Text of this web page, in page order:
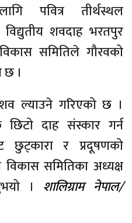
पवित्र तीर्थस्थल
शवदाह भरतपुर
समितिले गौरवको
।
ल्याउने गरिएको छ ।
छिटो दाह संस्कार गर्न
छुट्कारा र प्रदूषणको
समितिका अध्यक्ष
। शालिग्राम नेपाल/